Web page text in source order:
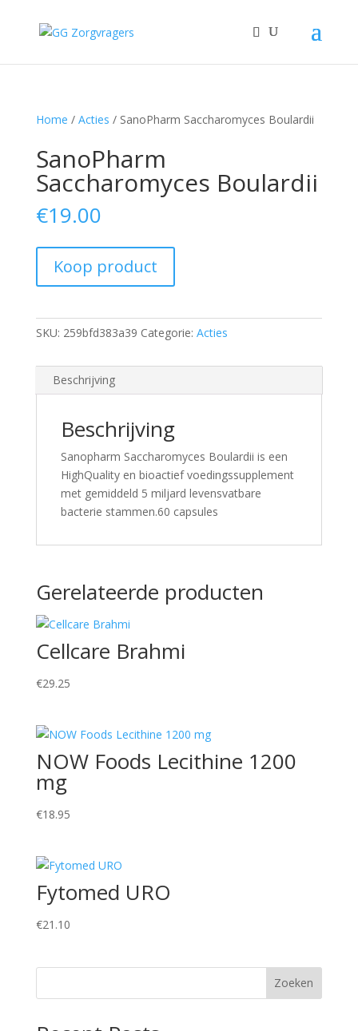
Home / Acties / SanoPharm Saccharomyces Boulardii
SanoPharm
Saccharomyces Boulardii
€19.00
Koop product
SKU: 259bfd383a39 Categorie: Acties
Beschrijving
Beschrijving
Sanopharm Saccharomyces Boulardii is een
HighQuality en bioactief voedingssupplement
met gemiddeld 5 miljard levensvatbare
bacterie stammen.60 capsules
Gerelateerde producten
Cellcare Brahmi
€29.25
NOW Foods Lecithine 1200
mg
€18.95
Fytomed URO
€21.10
Zoeken